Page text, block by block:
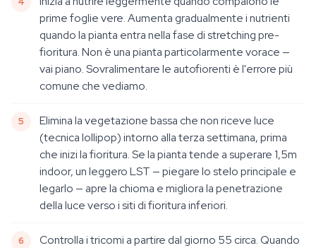
prime foglie vere. Aumenta gradualmente i nutrienti
quando la pianta entra nella fase di stretching pre-
fioritura. Non è una pianta particolarmente vorace —
vai piano. Sovralimentare le autofiorenti è l'errore più
comune che vediamo.
Elimina la vegetazione bassa che non riceve luce
(tecnica lollipop) intorno alla terza settimana, prima
che inizi la fioritura. Se la pianta tende a superare 1,5m
indoor, un leggero LST — piegare lo stelo principale e
legarlo — apre la chioma e migliora la penetrazione
della luce verso i siti di fioritura inferiori.
Controlla i tricomi a partire dal giorno 55 circa. Quando